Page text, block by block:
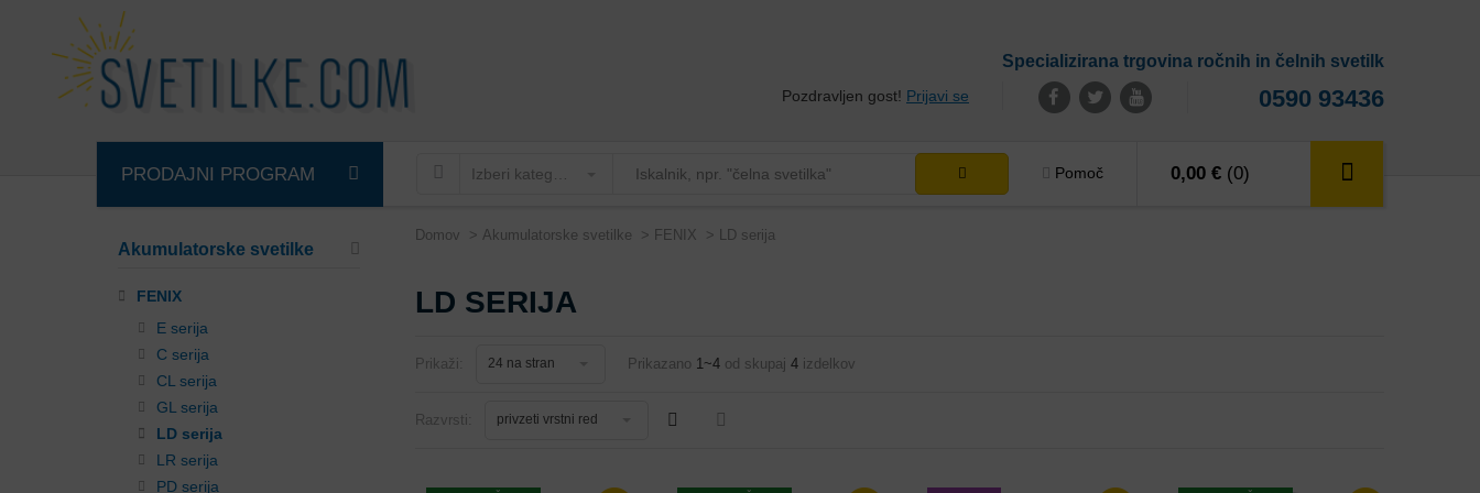
Specializirana trgovina ročnih in čelnih svetilk
Pozdravljen gost! Prijavi se 0590 93436
PRODAJNI PROGRAM Pomoč 0,00 € (0)
Akumulatorske svetilke
FENIX
E serija
C serija
CL serija
GL serija
LD serija
LR serija
PD serija
Domov Akumulatorske svetilke FENIX LD serija
LD SERIJA
Prikaži: 24 na stran Prikazano 1~4 od skupaj4 izdelkov
Razvrsti: privzeti vrstni red